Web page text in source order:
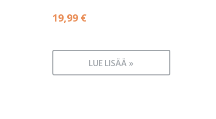
19,99 €
LUE LISÄÄ »